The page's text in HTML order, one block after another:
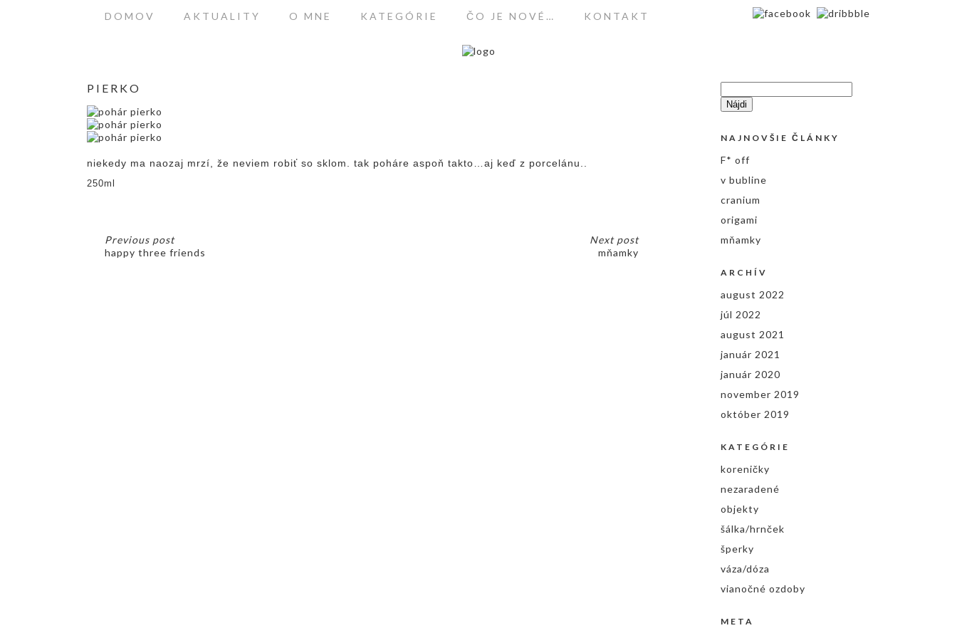
DOMOV AKTUALITY O MNE KATEGÓRIE ČO JE NOVÉ… KONTAKT
PIERKO
niekedy ma naozaj mrzí, že neviem robiť so sklom. tak poháre aspoň takto…aj keď z porcelánu..
250ml
Previous post
happy three friends
Next post
mňamky
NAJNOVŠIE ČLÁNKY
F* off
v bubline
cranium
origami
mňamky
ARCHÍV
august 2022
júl 2022
august 2021
január 2021
január 2020
november 2019
október 2019
KATEGÓRIE
koreničky
nezaradené
objekty
šálka/hrnček
šperky
váza/dóza
vianočné ozdoby
META